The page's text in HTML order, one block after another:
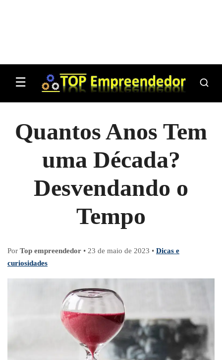
☰
Quantos Anos Tem
uma Década?
Desvendando o
Tempo
Por Top empreendedor • 23 de maio de 2023 • Dicas e
curiosidades